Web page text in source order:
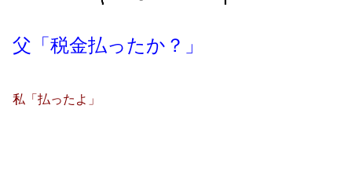
父「税金払ったか？」
私「払ったよ」